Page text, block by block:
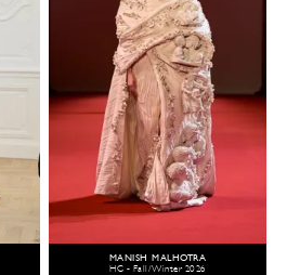
MANISH MALHOTRA
HC - Fall/Winter 2026